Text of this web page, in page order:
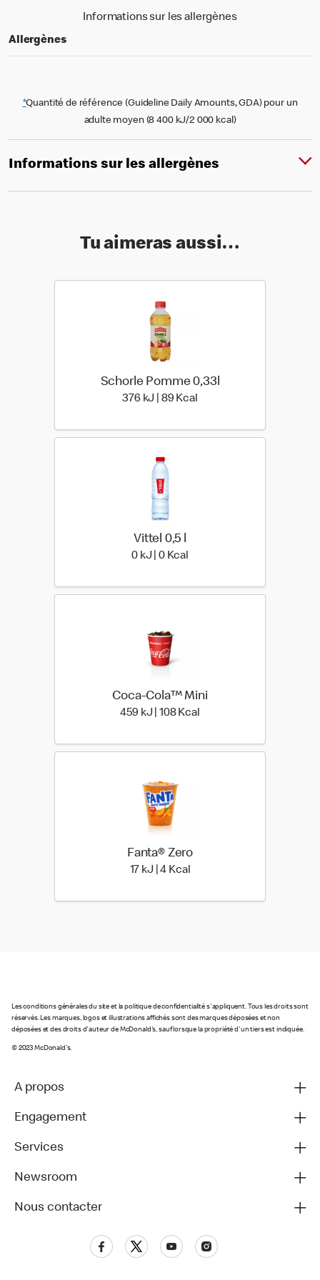
Informations sur les allergènes
Allergènes
*Quantité de référence (Guideline Daily Amounts, GDA) pour un
adulte moyen (8 400 kJ/2 000 kcal)
Informations sur les allergènes
Tu aimeras aussi…
Schorle Pomme 0,33l
376 kJ | 89 Kcal
Vittel 0,5 l
0 kJ | 0 Kcal
Coca-Cola™ Mini
459 kJ | 108 Kcal
Fanta® Zero
17 kJ | 4 Kcal
Les conditions générales du site et la politique de confidentialité s'appliquent. Tous les droits sont
réservés. Les marques, logos et illustrations affichés sont des marques déposées et non
déposées et des droits d'auteur de McDonald's, sauf lorsque la propriété d'un tiers est indiquée.
© 2023 McDonald's.
A propos
Engagement
Services
Newsroom
Nous contacter